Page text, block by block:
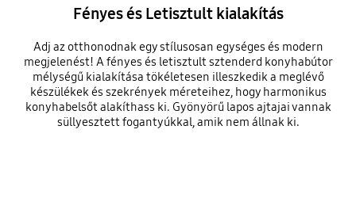
Fényes és Letisztult kialakítás
Adj az otthonodnak egy stílusosan egységes és modern
megjelenést! A fényes és letisztult sztenderd konyhabútor
mélységű kialakítása tökéletesen illeszkedik a meglévő
készülékek és szekrények méreteihez, hogy harmonikus
konyhabelsőt alakíthass ki. Gyönyörű lapos ajtajai vannak
süllyesztett fogantyúkkal, amik nem állnak ki.